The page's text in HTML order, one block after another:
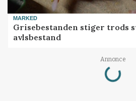
MARKED
Grisebestanden stiger trods
avlsbestand
Annonce
Loading...